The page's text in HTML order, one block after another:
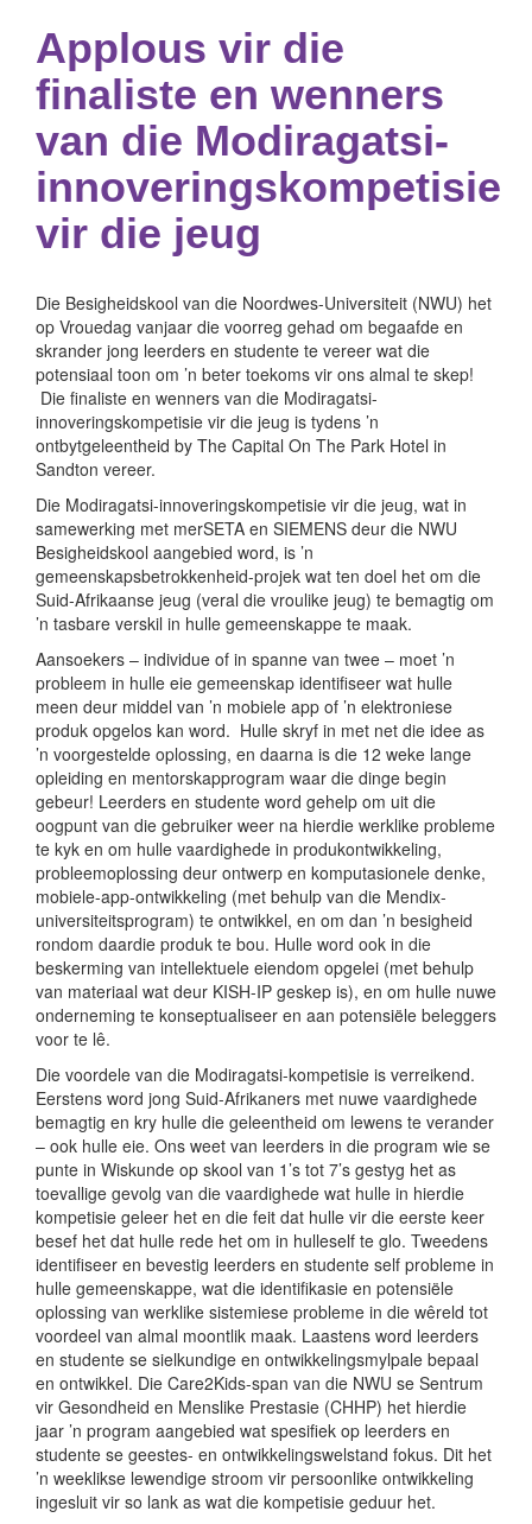
Applous vir die
finaliste en wenners
van die Modiragatsi-
innoveringskompetisie
vir die jeug
Die Besigheidskool van die Noordwes-Universiteit (NWU) het
op Vrouedag vanjaar die voorreg gehad om begaafde en
skrander jong leerders en studente te vereer wat die
potensiaal toon om ’n beter toekoms vir ons almal te skep!
Die finaliste en wenners van die Modiragatsi-
innoveringskompetisie vir die jeug is tydens ’n
ontbytgeleentheid by The Capital On The Park Hotel in
Sandton vereer.
Die Modiragatsi-innoveringskompetisie vir die jeug, wat in
samewerking met merSETA en SIEMENS deur die NWU
Besigheidskool aangebied word, is ’n
gemeenskapsbetrokkenheid-projek wat ten doel het om die
Suid-Afrikaanse jeug (veral die vroulike jeug) te bemagtig om
’n tasbare verskil in hulle gemeenskappe te maak.
Aansoekers – individue of in spanne van twee – moet ’n
probleem in hulle eie gemeenskap identifiseer wat hulle
meen deur middel van ’n mobiele app of ’n elektroniese
produk opgelos kan word. Hulle skryf in met net die idee as
’n voorgestelde oplossing, en daarna is die 12 weke lange
opleiding en mentorskapprogram waar die dinge begin
gebeur! Leerders en studente word gehelp om uit die
oogpunt van die gebruiker weer na hierdie werklike probleme
te kyk en om hulle vaardighede in produkontwikkeling,
probleemoplossing deur ontwerp en komputasionele denke,
mobiele-app-ontwikkeling (met behulp van die Mendix-
universiteitsprogram) te ontwikkel, en om dan ’n besigheid
rondom daardie produk te bou. Hulle word ook in die
beskerming van intellektuele eiendom opgelei (met behulp
van materiaal wat deur KISH-IP geskep is), en om hulle nuwe
onderneming te konseptualiseer en aan potensiële beleggers
voor te lê.
Die voordele van die Modiragatsi-kompetisie is verreikend.
Eerstens word jong Suid-Afrikaners met nuwe vaardighede
bemagtig en kry hulle die geleentheid om lewens te verander
– ook hulle eie. Ons weet van leerders in die program wie se
punte in Wiskunde op skool van 1’s tot 7’s gestyg het as
toevallige gevolg van die vaardighede wat hulle in hierdie
kompetisie geleer het en die feit dat hulle vir die eerste keer
besef het dat hulle rede het om in hulleself te glo. Tweedens
identifiseer en bevestig leerders en studente self probleme in
hulle gemeenskappe, wat die identifikasie en potensiële
oplossing van werklike sistemiese probleme in die wêreld tot
voordeel van almal moontlik maak. Laastens word leerders
en studente se sielkundige en ontwikkelingsmylpale bepaal
en ontwikkel. Die Care2Kids-span van die NWU se Sentrum
vir Gesondheid en Menslike Prestasie (CHHP) het hierdie
jaar ’n program aangebied wat spesifiek op leerders en
studente se geestes- en ontwikkelingswelstand fokus. Dit het
’n weeklikse lewendige stroom vir persoonlike ontwikkeling
ingesluit vir so lank as wat die kompetisie geduur het.